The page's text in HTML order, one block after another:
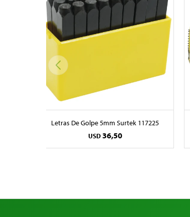
Letras De Golpe 5mm Surtek 117225
USD 36,50